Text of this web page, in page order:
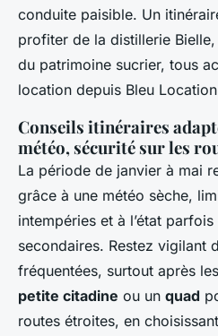
conduite paisible. Un
profiter de la distillerie
du patrimoine sucrier, tous
location depuis Bleu
Conseils itinéraires
météo, sécurité sur les
La période de janvier à mai
grâce à une météo sèche,
intempéries et à l’état
secondaires. Restez vigilant
fréquentées, surtout après
petite citadine ou un quad
routes étroites, en